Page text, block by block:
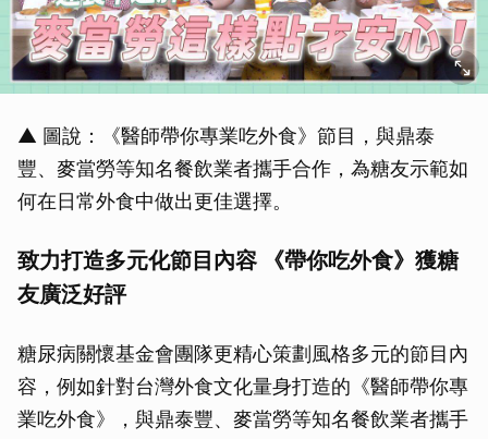
▲ 圖說：《醫師帶你專業吃外食》節目，與鼎泰
豐、麥當勞等知名餐飲業者攜手合作，為糖友示範如
何在日常外食中做出更佳選擇。
致力打造多元化節目內容 《帶你吃外食》獲糖
友廣泛好評
糖尿病關懷基金會團隊更精心策劃風格多元的節目內
容，例如針對台灣外食文化量身打造的《醫師帶你專
業吃外食》，與鼎泰豐、麥當勞等知名餐飲業者攜手